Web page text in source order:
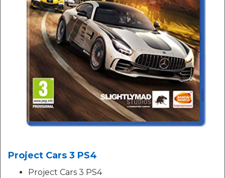
Project Cars 3 PS4
Project Cars 3 PS4